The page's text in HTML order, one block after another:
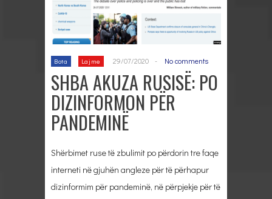
Bota Lajme 29/07/2020 - No comments
SHBA AKUZA RUSISË: PO
DIZINFORMON PËR
PANDEMINË
Shërbimet ruse të zbulimit po përdorin tre faqe
interneti në gjuhën angleze për të përhapur
dizinformim për pandeminë, në përpjekje për të